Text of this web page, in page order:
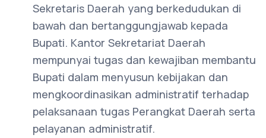
Sekretaris Daerah yang berkedudukan di
bawah dan bertanggungjawab kepada
Bupati. Kantor Sekretariat Daerah
mempunyai tugas dan kewajiban membantu
Bupati dalam menyusun kebijakan dan
mengkoordinasikan administratif terhadap
pelaksanaan tugas Perangkat Daerah serta
pelayanan administratif.